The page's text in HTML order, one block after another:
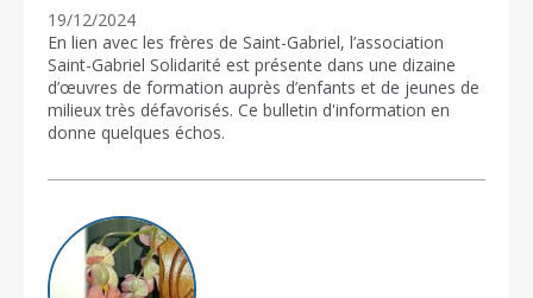
19/12/2024
En lien avec les frères de Saint-Gabriel, l’association
Saint-Gabriel Solidarité est présente dans une dizaine
d’œuvres de formation auprès d’enfants et de jeunes de
milieux très défavorisés. Ce bulletin d'information en
donne quelques échos.